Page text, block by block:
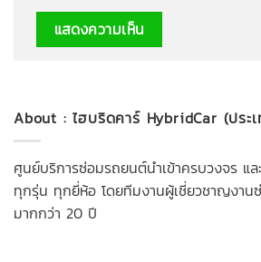
About : ไฮบริดคาร์ HybridCar (ประ
ศูนย์บริการซ่อมรถยนต์นำเข้าครบวงจร แ
ทุกรุ่น ทุกยี่ห้อ โดยทีมงานผู้เชี่ยวชาญงาน
มากกว่า 20 ปี